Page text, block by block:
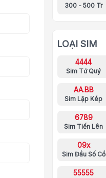
300 - 500 Tr
LOẠI SIM
4444
Sim Tứ Quý
AA.BB
Sim Lặp Kép
6789
Sim Tiến Lên
09x
Sim Đầu Số Cổ
55555